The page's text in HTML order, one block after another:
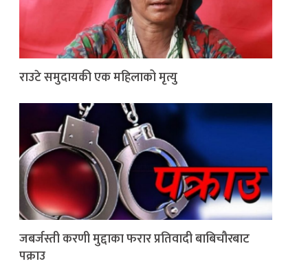
राउटे समुदायकी एक महिलाको मृत्यु
जबर्जस्ती करणी मुद्दाका फरार प्रतिवादी बाबिचौरबाट
पक्राउ